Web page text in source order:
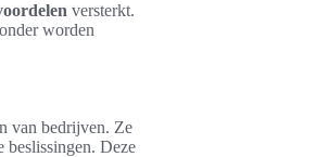
versterkt.
worden
van bedrijven. Ze
beslissingen. Deze